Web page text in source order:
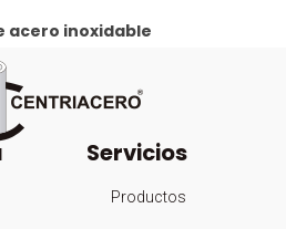
acero inoxidable
Servicios
Productos